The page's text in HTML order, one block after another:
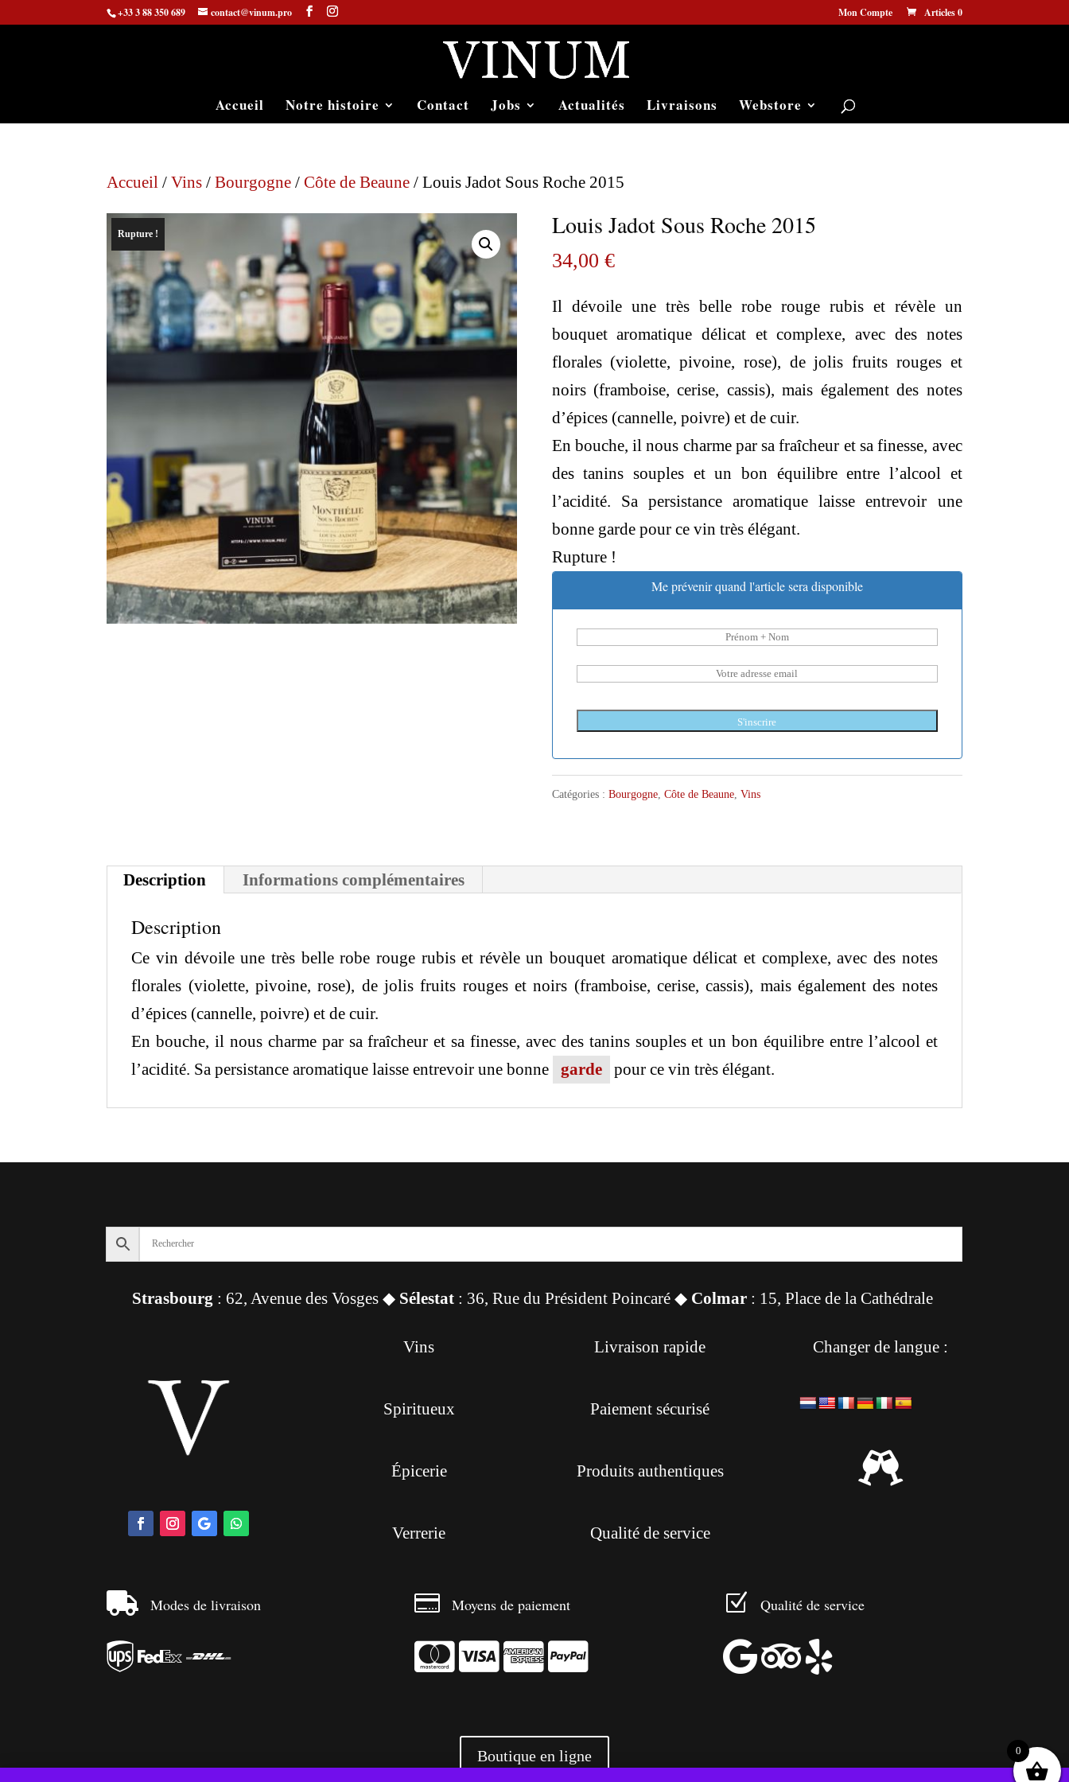
+33 3 88 350 689 contact@vinum.pro Mon Compte Articles 0
Accueil Notre histoire Contact Jobs Actualités Livraisons Webstore
Accueil /Vins /Bourgogne /Côte de Beaune / Louis Jadot Sous Roche 2015
Rupture ! Louis Jadot Sous Roche 2015
34,00 €
Il dévoile une très belle robe rouge rubis et révèle un
bouquet aromatique délicat et complexe, avec des notes
florales (violette, pivoine, rose), de jolis fruits rouges et
noirs (framboise, cerise, cassis), mais également des notes
d’épices (cannelle, poivre) et de cuir.
En bouche, il nous charme par sa fraîcheur et sa finesse, avec
des tanins souples et un bon équilibre entre l’alcool et
l’acidité. Sa persistance aromatique laisse entrevoir une
bonne garde pour ce vin très élégant.
Rupture !
Me prévenir quand l'article sera disponible
S'inscrire
Catégories : Bourgogne, Côte de Beaune, Vins
Description Informations complémentaires
Description
Ce vin dévoile une très belle robe rouge rubis et révèle un bouquet aromatique délicat et complexe, avec des notes
florales (violette, pivoine, rose), de jolis fruits rouges et noirs (framboise, cerise, cassis), mais également des notes
d’épices (cannelle, poivre) et de cuir.
En bouche, il nous charme par sa fraîcheur et sa finesse, avec des tanins souples et un bon équilibre entre l’alcool et
l’acidité. Sa persistance aromatique laisse entrevoir une bonne
garde pour ce vin très élégant.
Strasbourg : 62, Avenue des Vosges ◆ Sélestat : 36, Rue du Président Poincaré ◆ Colmar : 15, Place de la Cathédrale
Vins
Spiritueux
Épicerie
Verrerie
Livraison rapide
Paiement sécurisé
Produits authentiques
Qualité de service
Changer de langue :

 Modes de livraison

 Moyens de paiement
  
Z Qualité de service

Boutique en ligne 0